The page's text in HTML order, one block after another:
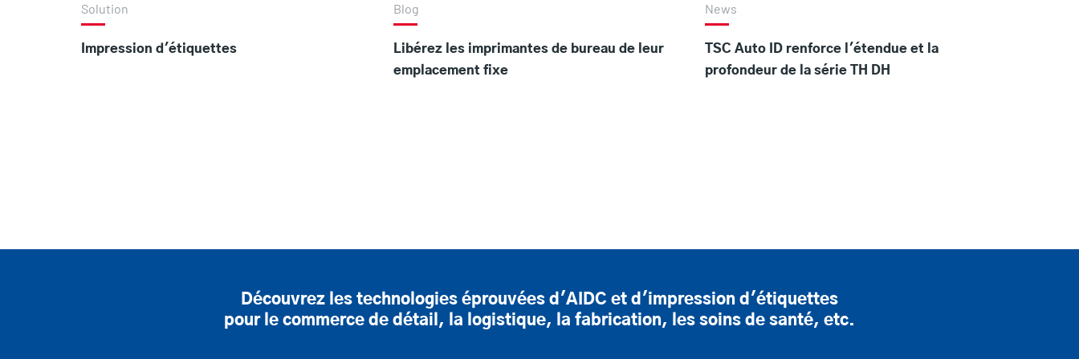
Solution
Impression d'étiquettes
Blog
Libérez les imprimantes de bureau de leur
emplacement fixe
News
TSC Auto ID renforce l'étendue et la
profondeur de la série TH DH
Découvrez les technologies éprouvées d'AIDC et d'impression d'étiquettes
pour le commerce de détail, la logistique, la fabrication, les soins de santé, etc.